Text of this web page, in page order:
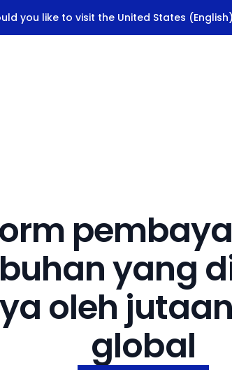
you like to visit the United States
yang
oleh
global